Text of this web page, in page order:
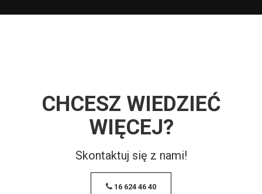
CHCESZ WIEDZIEĆ
WIĘCEJ?
Skontaktuj się z nami!
16 624 46 40